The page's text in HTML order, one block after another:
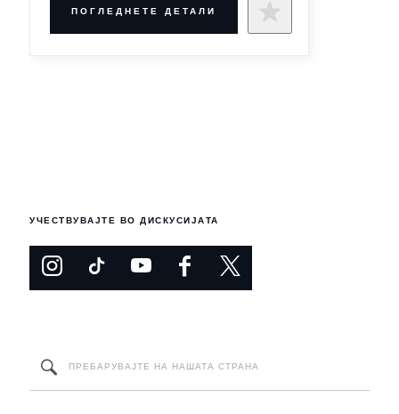
ПОГЛЕДНЕТЕ ДЕТАЛИ
УЧЕСТВУВАЈТЕ ВО ДИСКУСИЈАТА